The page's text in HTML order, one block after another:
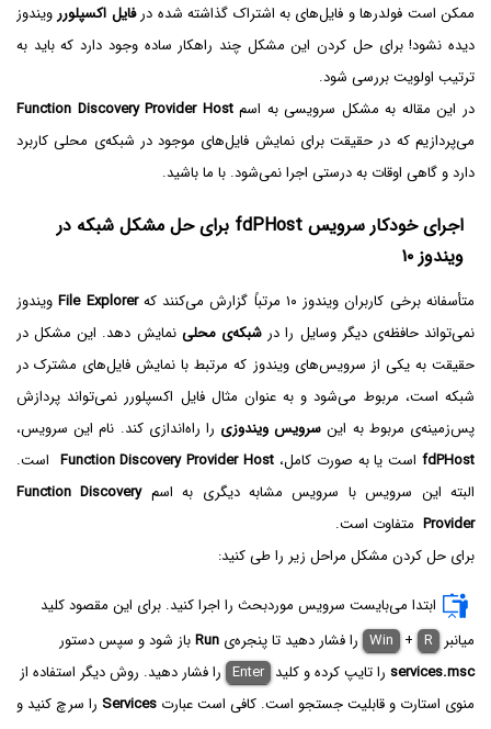
ممکن است فولدرها و فایل‌های به اشتراک گذاشته شده درفایل اکسپلورر ویندوز
دیده نشود! برای حل کردن این مشکل چند راهکار ساده وجود دارد که باید به
ترتیب اولویت بررسی شود.
در این مقاله به مشکل سرویسی به اسمFunction Discovery Provider Host
می‌پردازیم که در حقیقت برای نمایش فایل‌های موجود در شبکه‌ی محلی کاربرد
دارد و گاهی اوقات به درستی اجرا نمی‌شود. با ما باشید.
اجرای خودکار سرویس fdPHost برای حل مشکل شبکه در
ویندوز ۱۰
متأسفانه برخی کاربران ویندوز ۱۰ مرتباً گزارش می‌کنند که File Explorerویندوز
نمی‌تواند حافظه‌ی دیگر وسایل را در شبکه‌ی محلی نمایش دهد. این مشکل در
حقیقت به یکی از سرویس‌های ویندوز که مرتبط با نمایش فایل‌های مشترک در
شبکه است، مربوط می‌شود و به عنوان مثال فایل اکسپلورر نمی‌تواند پردازش
پس‌زمینه‌ی مربوط به این سرویس ویندوزی را راه‌اندازی کند. نام این سرویس،
fdPHostاست یا به صورت کامل، Function Discovery Provider Host است.
البته این سرویس با سرویس مشابه دیگری به اسمFunction Discovery
Provider متفاوت است.
برای حل کردن مشکل مراحل زیر را طی کنید:
ابتدا می‌بایست سرویس موردبحث را اجرا کنید. برای این مقصود کلید
میانبر
Win + R را فشار دهید تا پنجره‌ی Run‌باز شود و سپس دستور
services.msc‌ را تایپ کرده و کلید Enter را فشار دهید. روش دیگر استفاده از
منوی استارت و قابلیت جستجو است. کافی است عبارت Services را سرچ کنید و